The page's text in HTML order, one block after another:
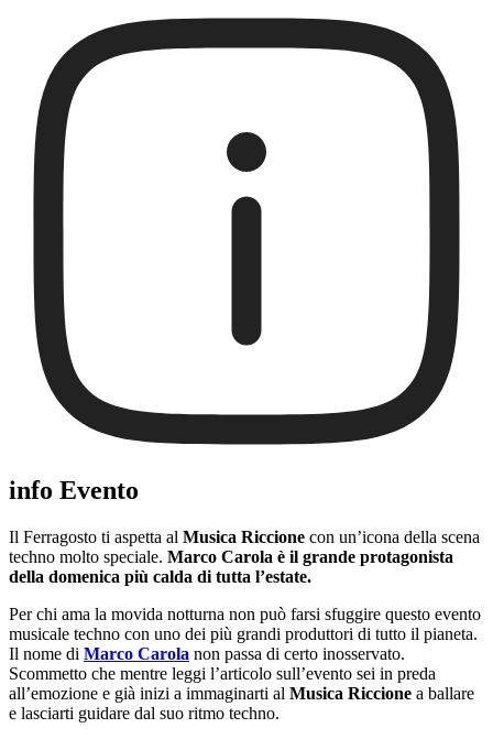
info Evento
Il Ferragosto ti aspetta al Musica Riccione con un’icona della scena
techno molto speciale. Marco Carola è il grande protagonista
della domenica più calda di tutta l’estate.
Per chi ama la movida notturna non può farsi sfuggire questo evento
musicale techno con uno dei più grandi produttori di tutto il pianeta.
Il nome di Marco Carola non passa di certo inosservato.
Scommetto che mentre leggi l’articolo sull’evento sei in preda
all’emozione e già inizi a immaginarti al Musica Riccione a ballare
e lasciarti guidare dal suo ritmo techno.